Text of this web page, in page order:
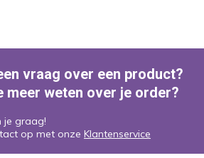
vraag over een product?
meer weten over je order?
je graag!
op met onze Klantenservice